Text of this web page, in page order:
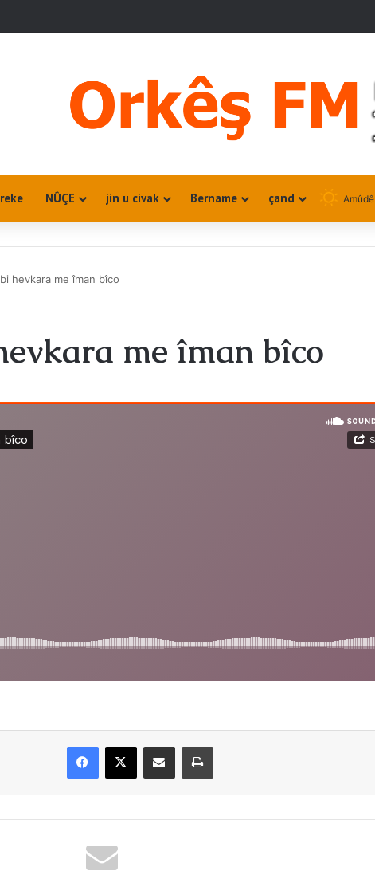
NÛÇE jin u civak Bername çand Amûdê
hevkara me îman bîco
me îman bîco
Facebook
X Share via Email Print